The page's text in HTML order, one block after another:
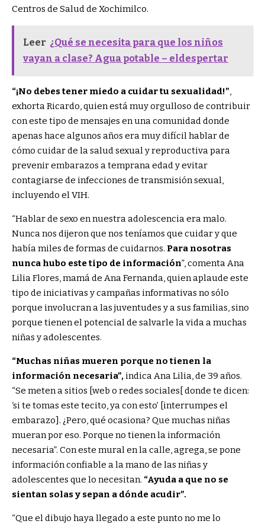
Centros de Salud de Xochimilco.
Leer ¿Qué se necesita para que los niños
vayan a clase? Agua potable – eldespertar
“¡No debes tener miedo a cuidar tu sexualidad!”
exhorta Ricardo, quien está muy orgulloso de contribuir
con este tipo de mensajes en una comunidad donde
apenas hace algunos años era muy difícil hablar de
cómo cuidar de la salud sexual y reproductiva para
prevenir embarazos a temprana edad y evitar
contagiarse de infecciones de transmisión sexual,
incluyendo el VIH.
“Hablar de sexo en nuestra adolescencia era malo.
Nunca nos dijeron que nos teníamos que cuidar y que
había miles de formas de cuidarnos. Para nosotras
nunca hubo este tipo de información”, comenta Ana
Lilia Flores, mamá de Ana Fernanda, quien aplaude este
tipo de iniciativas y campañas informativas no sólo
porque involucran a las juventudes y a sus familias, sino
porque tienen el potencial de salvarle la vida a muchas
niñas y adolescentes.
“Muchas niñas mueren porque no tienen la
información necesaria”, indica Ana Lilia, de 39 años.
“Se meten a sitios [web o redes sociales[ donde te dicen:
‘si te tomas este tecito, ya con esto’ [interrumpes el
embarazo]. ¿Pero, qué ocasiona? Que muchas niñas
mueran por eso. Porque no tienen la información
necesaria”. Con este mural en la calle, agrega, se pone
información confiable a la mano de las niñas y
adolescentes que lo necesitan. “Ayuda a que no se
sientan solas y sepan a dónde acudir”.
“Que el dibujo haya llegado a este punto no me lo